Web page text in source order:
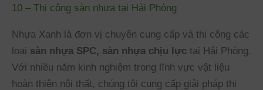
10 – Thi công sàn nhựa tại Hải Phòng
Nhựa Xanh là đơn vị chuyên cung cấp và thi công các
loại sàn nhựa SPC, sàn nhựa chịu lực tại Hải Phòng.
Với nhiều năm kinh nghiệm trong lĩnh vực vật liệu
hoàn thiện nội thất, chúng tôi cung cấp giải pháp thi